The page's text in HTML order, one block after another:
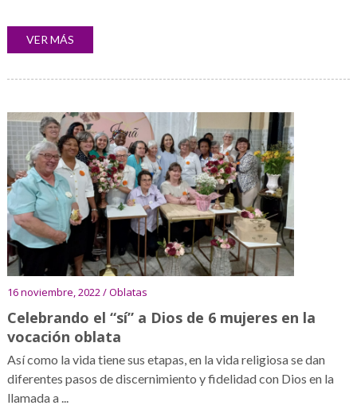
VER MÁS
16 noviembre, 2022 / Oblatas
Celebrando el “sí” a Dios de 6 mujeres en la
vocación oblata
Así como la vida tiene sus etapas, en la vida religiosa se dan
diferentes pasos de discernimiento y fidelidad con Dios en la
llamada a ...